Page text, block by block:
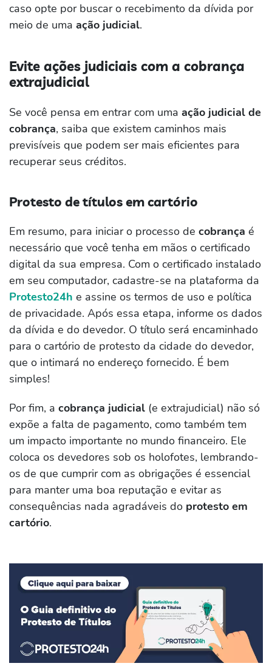
caso opte por buscar o recebimento da dívida por
meio de uma ação judicial.
Evite ações judiciais com a cobrança
extrajudicial
Se você pensa em entrar com uma ação judicial de
cobrança, saiba que existem caminhos mais
previsíveis que podem ser mais eficientes para
recuperar seus créditos.
Protesto de títulos em cartório
Em resumo, para iniciar o processo de cobrança é
necessário que você tenha em mãos o certificado
digital da sua empresa. Com o certificado instalado
em seu computador, cadastre-se na plataforma da
Protesto24h e assine os termos de uso e política
de privacidade. Após essa etapa, informe os dados
da dívida e do devedor. O título será encaminhado
para o cartório de protesto da cidade do devedor,
que o intimará no endereço fornecido. É bem
simples!
Por fim, a cobrança judicial (e extrajudicial) não só
expõe a falta de pagamento, como também tem
um impacto importante no mundo financeiro. Ele
coloca os devedores sob os holofotes, lembrando-
os de que cumprir com as obrigações é essencial
para manter uma boa reputação e evitar as
consequências nada agradáveis do protesto em
cartório.